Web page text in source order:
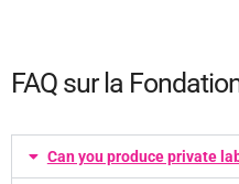
FAQ sur la
Can you produce private